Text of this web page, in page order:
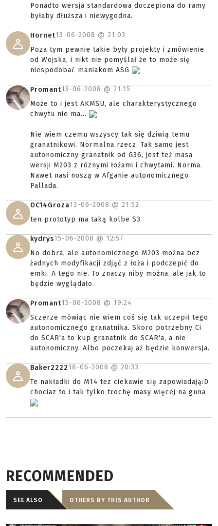
Ponadto wersja standardowa doczepiona do ramy
byłaby dłuższa i niewygodna.
Hornet13-06-2008 @ 21:03
Poza tym pewnie takie były projekty i zmówienie
od Wojska, i nikt nie pomyślał że to może się
niespodobać maniakom ASG
Promant13-06-2008 @ 21:15
Może to i jest AKMSU, ale charakterystycznego
chwytu nie ma...
Nie wiem czemu wszyscy tak się dziwią temu
granatnikowi. Normalna rzecz. Tak samo jest
autonomiczny granatnik od G36, jest też masa
wersji M203 z róznymi łożami i chwytami. Norma.
Nawet nasi noszą w Afganie autonomicznego
Pallada.
OC14Groza13-06-2008 @ 21:52
ten prototyp ma taką kolbe $3
kydrys15-06-2008 @ 12:57
No dobra, ale autonomicznego M203 można bez
żadnych modyfikacji zdjąć z łoża i podczepić do
emki. A tego nie. To znaczy niby można, ale jak to
będzie wyglądało.
Promant15-06-2008 @ 19:24
Sczerze mówiąc nie wiem coś się tak uczepił tego
autonomicznego granatnika. Skoro potrzebny Ci
do SCAR'a to kup granatnik do SCAR'a, a nie
autonomiczny. Albo poczekaj aż będzie konwersja.
Baker222218-06-2008 @ 20:33
Te nakładki do M14 tez ciekawie się zapowiadają:D
chociaz to i tak tylko trochę masy więcej na guna
RECOMMENDED
SEE ALSO OTHERS BY THIS AUTHOR